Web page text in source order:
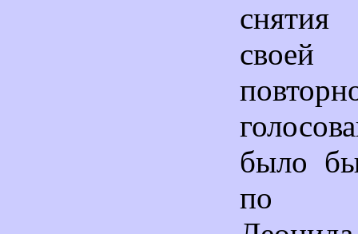
своей
было
по